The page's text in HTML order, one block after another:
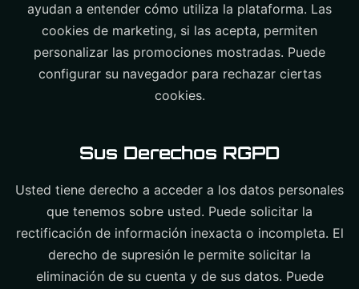
ayudan a entender cómo utiliza la plataforma. Las
cookies de marketing, si las acepta, permiten
personalizar las promociones mostradas. Puede
configurar su navegador para rechazar ciertas
cookies.
Sus Derechos RGPD
Usted tiene derecho a acceder a los datos personales
que tenemos sobre usted. Puede solicitar la
rectificación de información inexacta o incompleta. El
derecho de supresión le permite solicitar la
eliminación de su cuenta y de sus datos. Puede